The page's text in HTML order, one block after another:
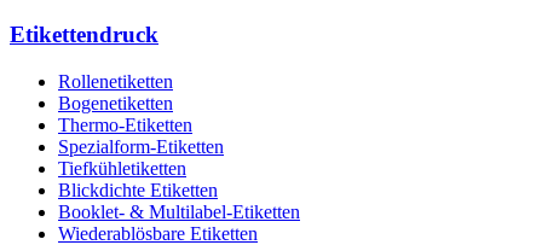
Etikettendruck
Rollenetiketten
Bogenetiketten
Thermo-Etiketten
Spezialform-Etiketten
Tiefkühletiketten
Blickdichte Etiketten
Booklet- & Multilabel-Etiketten
Wiederablösbare Etiketten